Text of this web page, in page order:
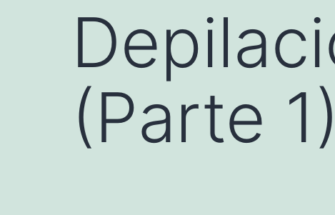
(Parte 1)